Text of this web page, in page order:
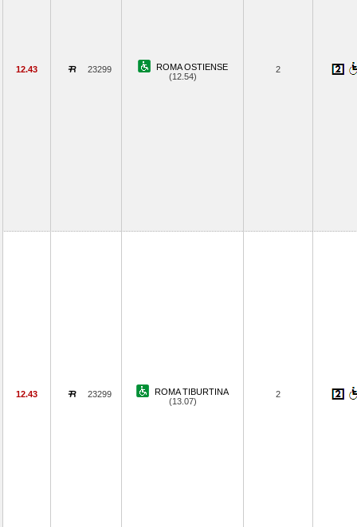
12.43 23299
ROMA OSTIENSE
(12.54)
2
12.43 23299
ROMA TIBURTINA
(13.07)
2